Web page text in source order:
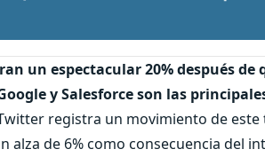
un espectacular 20% después de
y Salesforce son las
registra un movimiento de
alza de 6% como consecuencia del